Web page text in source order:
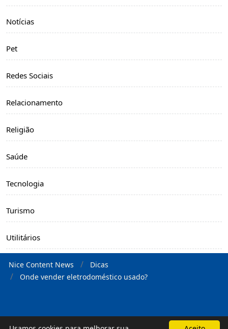
Notícias
Pet
Redes Sociais
Relacionamento
Religião
Saúde
Tecnologia
Turismo
Utilitários
Nice Content News
Dicas
Onde vender eletrodoméstico usado?
Nice Content News